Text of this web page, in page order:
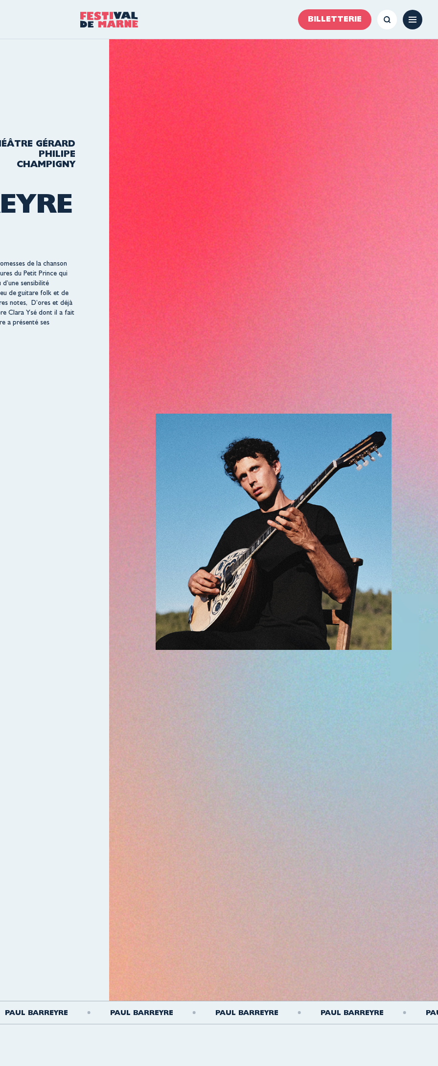
BILLETTERIE
BARREYRE PAUL BARREYRE PAUL BARREYRE PAUL BARREYRE PAUL
GÉRARD
PHILIPE
CHAMPIGNY
de la chanson
du Petit Prince qui
sensibilité
de guitare folk et de
notes, D’ores et déjà
Clara Ysé dont il a fait
a présenté ses